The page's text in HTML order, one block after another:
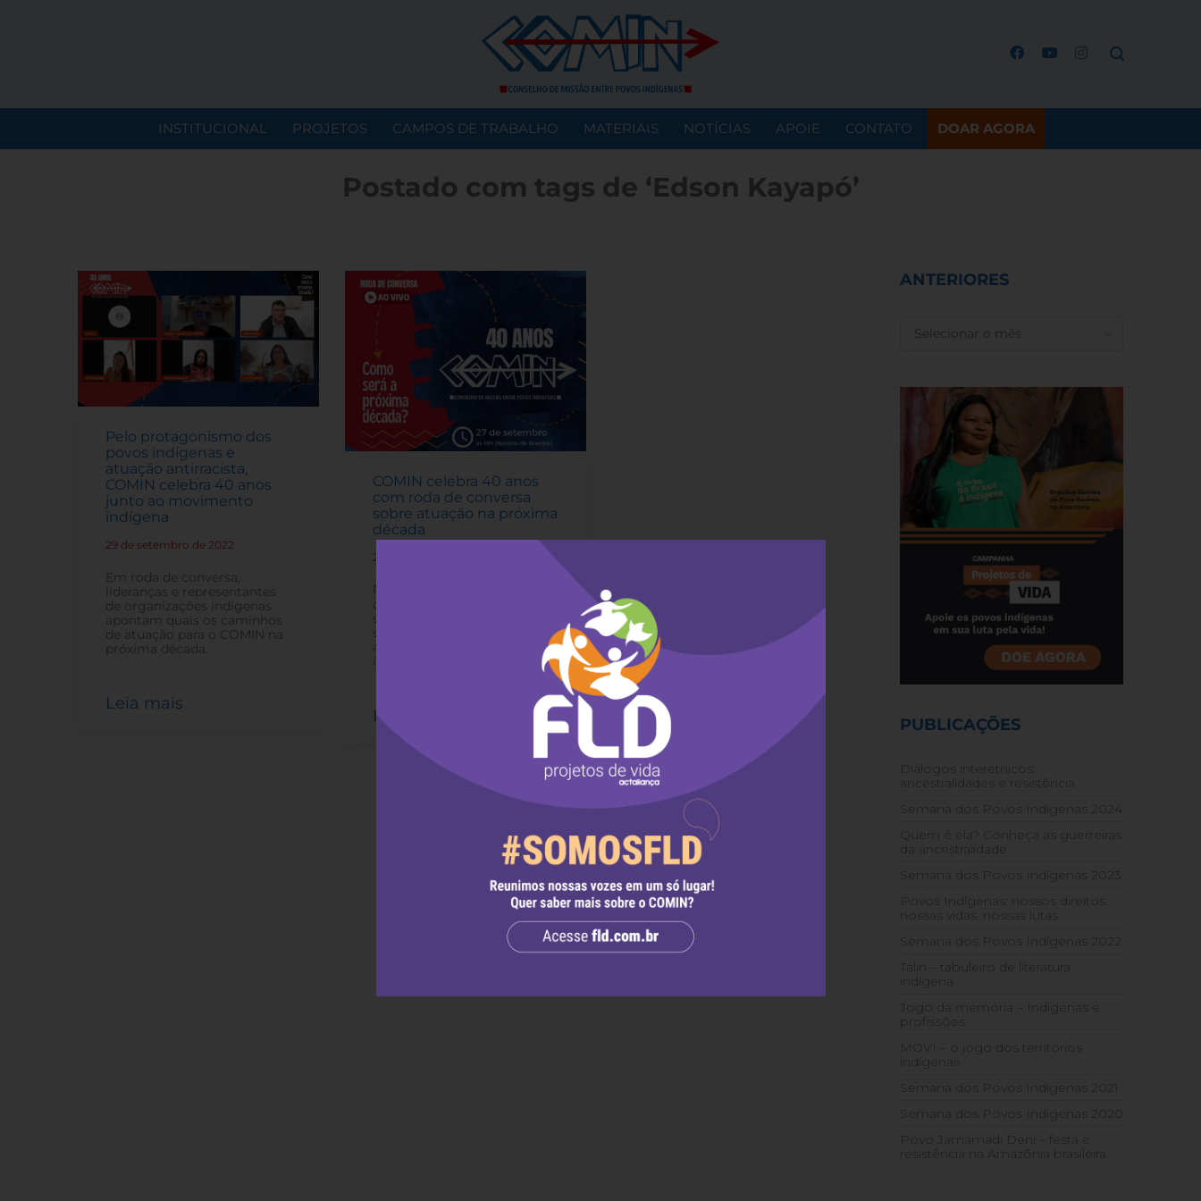
INSTITUCIONAL PROJETOS CAMPOS DE TRABALHO MATERIAIS NOTÍCIAS APOIE CONTATO DOAR AGORA
Postado com tags de ‘Edson Kayapó’
Pelo protagonismo dos
povos indígenas e
atuação antirracista,
COMIN celebra 40 anos
junto ao movimento
indígena
29 de setembro de 2022
Em roda de conversa,
lideranças e representantes
de organizações indígenas
apontam quais os caminhos
de atuação para o COMIN na
próxima década.
Leia mais
COMIN celebra 40 anos
com roda de conversa
sobre atuação na próxima
década
22 de setembro de 2022
Para relembrar um pouco
desta história, também estão
sendo divulgados vídeos
sobre cada década de
atuação a partir do contexto
Leia mais
ANTERIORES
PUBLICAÇÕES
Diálogos interétnicos:
ancestralidades e resistência
Semana dos Povos Indígenas 2024
Quem é ela? Conheça as guerreiras
da ancestralidade
Semana dos Povos Indígenas 2023
Povos Indígenas: nossos direitos,
nossas vidas, nossas lutas
Semana dos Povos Indígenas 2022
Talin – tabuleiro de literatura
indígena
Jogo da memória – Indígenas e
profissões
MOVÍ – o jogo dos territórios
indígenas
Semana dos Povos Indígenas 2021
Semana dos Povos Indígenas 2020
Povo Jamamadi Deni – festa e
resistência na Amazônia brasileira